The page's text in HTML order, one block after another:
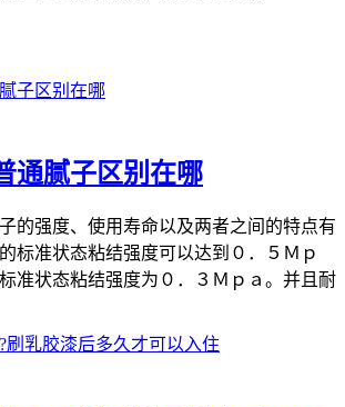
通腻子区别在哪
的强度、使用寿命以及两者之间的特点有
标准状态粘结强度可以达到０．５Ｍｐ
准状态粘结强度为０．３Ｍｐａ。并且耐